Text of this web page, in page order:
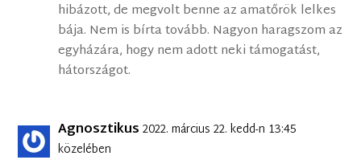
hibázott, de megvolt benne az amatőrök lelkes
bája. Nem is bírta tovább. Nagyon haragszom az
egyházára, hogy nem adott neki támogatást,
hátországot.
Agnosztikus 2022. március 22. kedd-n 13:45
közelében